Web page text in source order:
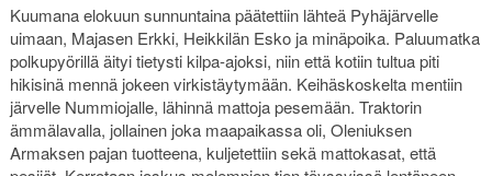
Kuumana elokuun sunnuntaina päätettiin lähteä Pyhäjärvelle
uimaan, Majasen Erkki, Heikkilän Esko ja minäpoika. Paluumatka
polkupyörillä äityi tietysti kilpa-ajoksi, niin että kotiin tultua piti
hikisinä mennä jokeen virkistäytymään. Keihäskoskelta mentiin
järvelle Nummiojalle, lähinnä mattoja pesemään. Traktorin
ämmälavalla, jollainen joka maapaikassa oli, Oleniuksen
Armaksen pajan tuotteena, kuljetettiin sekä mattokasat, että